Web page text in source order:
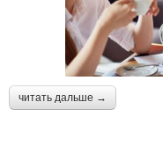
читать дальше →